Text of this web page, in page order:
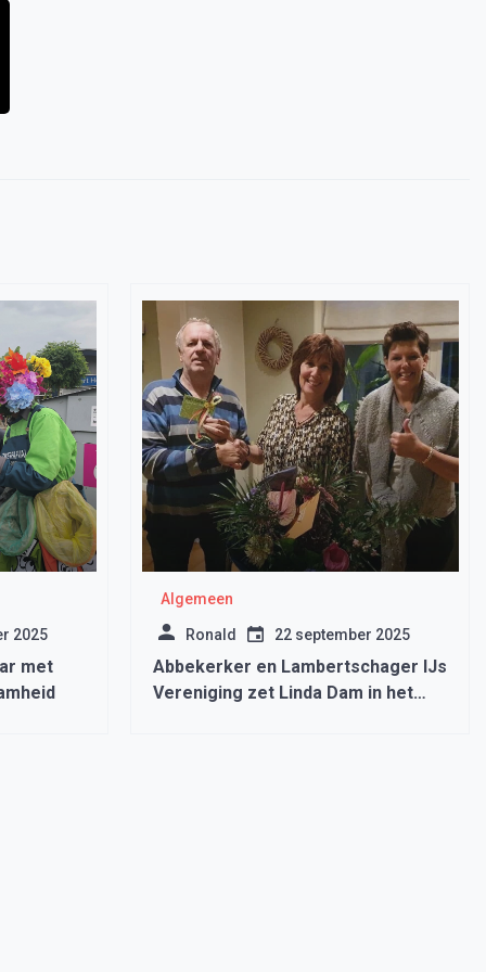
2025
met
Algemeen
Ronald 22 september 2025
Abbekerker en Lambertschager IJs
Vereniging zet Linda Dam in het